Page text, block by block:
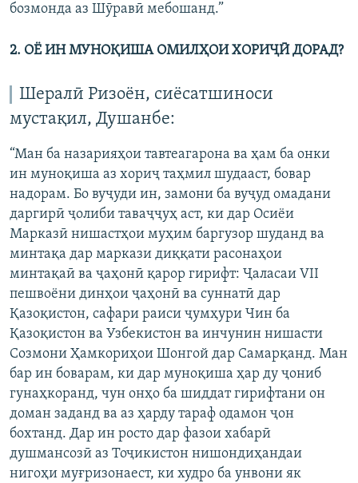
бозмонда аз Шӯравӣ мебошанд.”
2. ОЁ ИН МУНОҚИША ОМИЛҲОИ ХОРИҶӢ ДОРАД?
Шералӣ Ризоён, сиёсатшиноси
мустақил, Душанбе:
“Ман ба назарияҳои тавтеагарона ва ҳам ба онки
ин муноқиша аз хориҷ таҳмил шудааст, бовар
надорам. Бо вуҷуди ин, замони ба вуҷуд омадани
даргирӣ ҷолиби таваҷҷуҳ аст, ки дар Осиёи
Марказӣ нишастҳои муҳим баргузор шуданд ва
минтақа дар маркази диққати расонаҳои
минтақаӣ ва ҷаҳонӣ қарор гирифт: Ҷаласаи VII
пешвоёни динҳои ҷаҳонӣ ва суннатӣ дар
Қазоқистон, сафари раиси ҷумҳури Чин ба
Қазоқистон ва Узбекистон ва инчунин нишасти
Созмони Ҳамкориҳои Шонгой дар Самарқанд. Ман
бар ин боварам, ки дар муноқиша ҳар ду ҷониб
гунаҳкоранд, чун онҳо ба шиддат гирифтани он
доман заданд ва аз ҳарду тараф одамон ҷон
бохтанд. Дар ин росто дар фазои хабарӣ
душмансозӣ аз Тоҷикистон нишондиҳандаи
нигоҳи муғризонаест, ки худро ба унвони як